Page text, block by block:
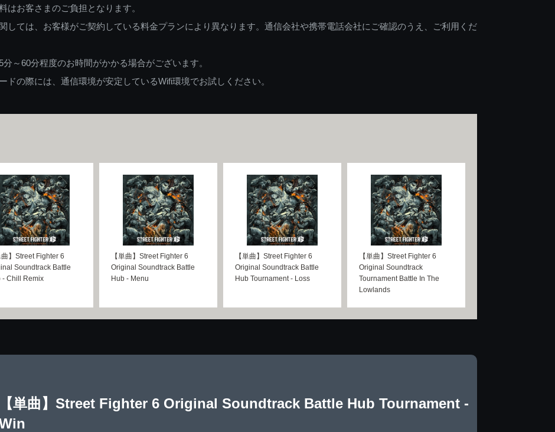
はお客さまのご負担となります。
しては、お客様がご契約している料金プランにより異なります。通信会社や携帯電話会社にご確認のうえ、ご利用くだ
～60分程度のお時間がかかる場合がございます。
の際には、通信環境が安定しているWifi環境でお試しください。
曲】Street Fighter 6
Soundtrack Battle
- Chill Remix
【単曲】Street Fighter 6
Original Soundtrack Battle
Hub - Menu
【単曲】Street Fighter 6
Original Soundtrack Battle
Hub Tournament - Loss
【単曲】Street Fighter 6
Original Soundtrack
Tournament Battle In The
Lowlands
【単曲】Street Fighter 6 Original Soundtrack Battle Hub Tournament -